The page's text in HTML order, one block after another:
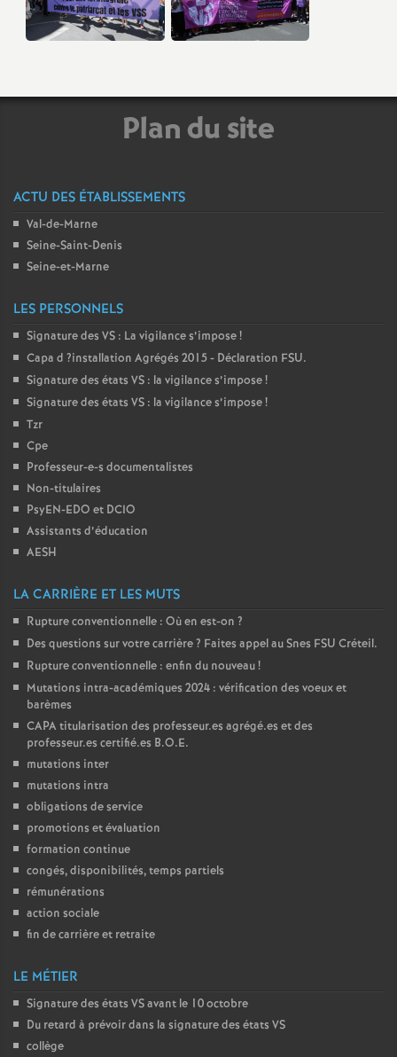
Plan du site
ACTU DES ÉTABLISSEMENTS
Val-de-Marne
Seine-Saint-Denis
Seine-et-Marne
LES PERSONNELS
Signature des VS : La vigilance s’impose!
Capa d ?installation Agrégés 2015 - Déclaration FSU.
Signature des états VS : la vigilance s’impose!
Signature des états VS : la vigilance s’impose!
Tzr
Cpe
Professeur-e-s documentalistes
Non-titulaires
PsyEN-EDO et DCIO
Assistants d’éducation
AESH
LA CARRIÈRE ET LES MUTS
Rupture conventionnelle : Où en est-on ?
Des questions sur votre carrière? Faites appel au Snes FSU Créteil.
Rupture conventionnelle : enfin du nouveau!
Mutations intra-académiques 2024 : vérification des voeux et
barèmes
CAPAtitularisation des professeur.es agrégé.es et des
professeur.es certifié.es B.O.E.
mutations inter
mutations intra
obligations de service
promotions et évaluation
formation continue
congés, disponibilités, temps partiels
rémunérations
action sociale
fin de carrière et retraite
LE MÉTIER
Signature des états VSavant le 10 octobre
Du retard à prévoir dans la signature des états VS
collège